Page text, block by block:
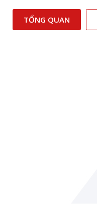
TỔNG QUAN